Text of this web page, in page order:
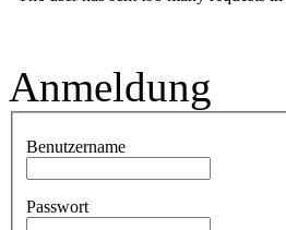
Anmeldung
Benutzername
Passwort